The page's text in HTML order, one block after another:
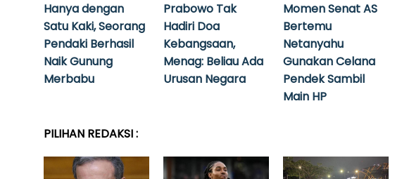
Hanya dengan
Satu Kaki, Seorang
Pendaki Berhasil
Naik Gunung
Merbabu
Prabowo Tak
Hadiri Doa
Kebangsaan,
Menag: Beliau Ada
Urusan Negara
Momen Senat AS
Bertemu
Netanyahu
Gunakan Celana
Pendek Sambil
Main HP
PILIHAN REDAKSI :